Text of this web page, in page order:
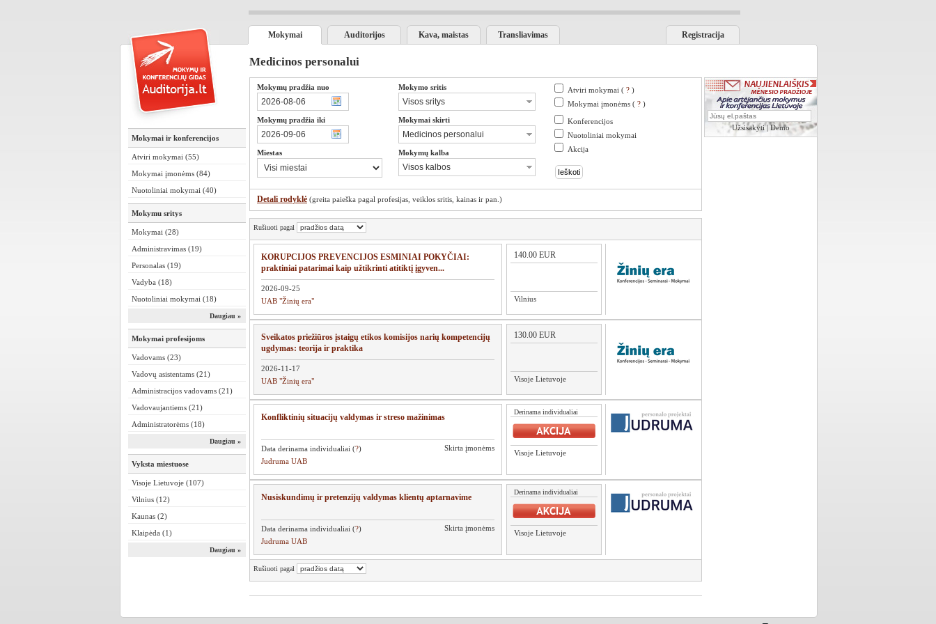
Mokymai Auditorijos Kava, maistas Transliavimas Registracija
Mokymai ir konferencijos
Atviri mokymai (55)
Mokymai įmonėms (84)
Nuotoliniai mokymai (40)
Mokymu sritys
Mokymai (28)
Administravimas (19)
Personalas (19)
Vadyba (18)
Nuotoliniai mokymai (18)
Daugiau »
Mokymai profesijoms
Vadovams (23)
Vadovų asistentams (21)
Administracijos vadovams (21)
Vadovaujantiems (21)
Administratorėms (18)
Daugiau »
Vyksta miestuose
Visoje Lietuvoje (107)
Vilnius (12)
Kaunas (2)
Klaipėda (1)
Daugiau »
Medicinos personalui
Mokymų pradžia nuo
Mokymų pradžia iki
Miestas
Mokymo sritis
Mokymai skirti
Mokymų kalba
Atviri mokymai ( ? )
Mokymai įmonėms ( ? )
Konferencijos
Nuotoliniai mokymai
Akcija
Detali rodyklė (greita paieška pagal profesijas, veiklos sritis, kainas ir pan.)
Rušiuoti pagal
KORUPCIJOS PREVENCIJOS ESMINIAI POKYČIAI:
praktiniai patarimai kaip užtikrinti atitiktį įgyven...
2026-09-25
UAB "Žinių era"
140.00 EUR
Vilnius
Sveikatos priežiūros įstaigų etikos komisijos narių kompetencijų
ugdymas: teorija ir praktika
2026-11-17
UAB "Žinių era"
130.00 EUR
Visoje Lietuvoje
Konfliktinių situacijų valdymas ir streso mažinimas
Skirta įmonėms
Data derinama individualiai (?)
Judruma UAB
Derinama individualiai
Visoje Lietuvoje
Nusiskundimų ir pretenzijų valdymas klientų aptarnavime
Skirta įmonėms
Data derinama individualiai (?)
Judruma UAB
Derinama individualiai
Visoje Lietuvoje
Rušiuoti pagal
Užsisakyti|Demo